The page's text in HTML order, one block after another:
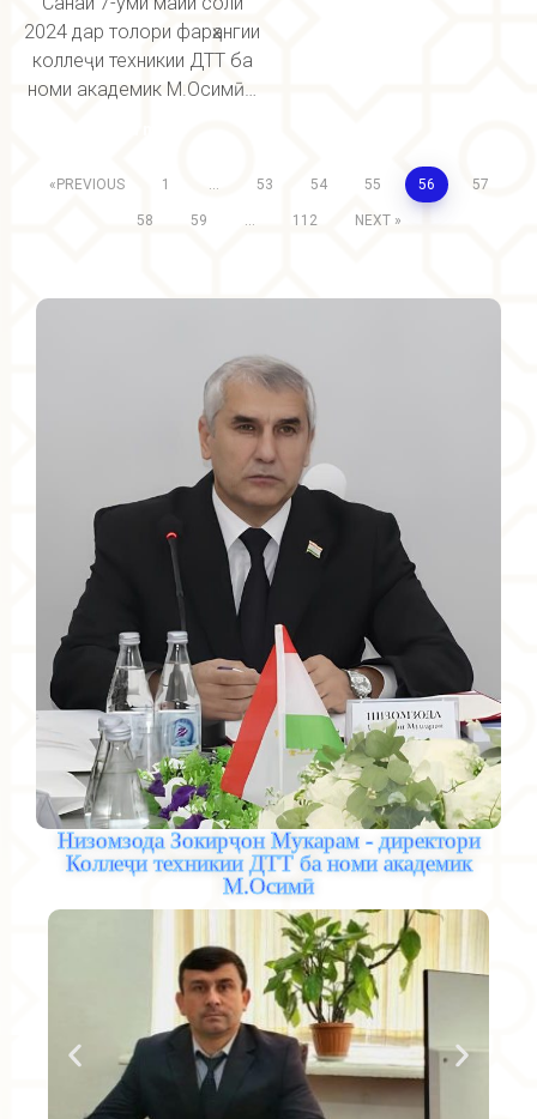
2024 дар толори фарҳангии
коллеҷи техникии ДТТ ба
номи академик М.Осимӣ…
PREVIOUS 1 … 53 54 55 56 57
58 59 … 112 NEXT
Низомзода Зокирҷон Мукарам - директори
Коллеҷи техникии ДТТ ба номи академик
М.Оcимӣ